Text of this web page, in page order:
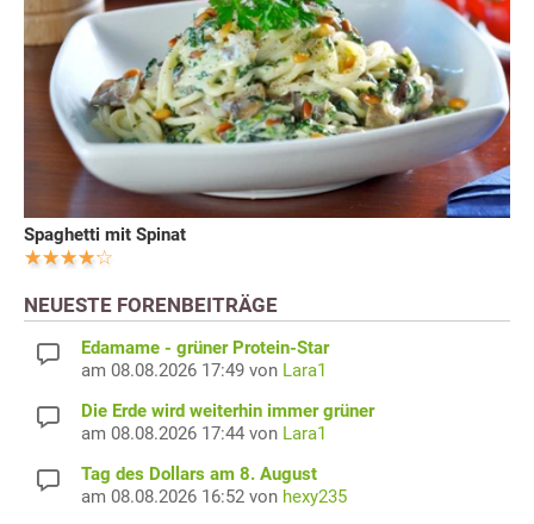
Spaghetti mit Spinat
NEUESTE FORENBEITRÄGE
Edamame - grüner Protein-Star
am 08.08.2026 17:49 von Lara1
Die Erde wird weiterhin immer grüner
am 08.08.2026 17:44 von Lara1
Tag des Dollars am 8. August
am 08.08.2026 16:52 von hexy235